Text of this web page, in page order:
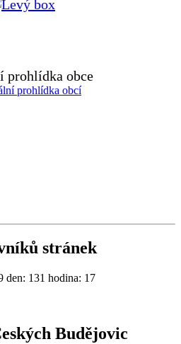
prohlídka obce
stránek
den: 131 hodina: 17
Budějovic